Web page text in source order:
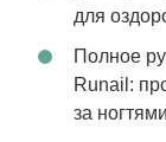
для
Полное
Runail:
за ногтями